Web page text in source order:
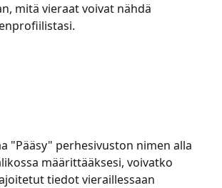
mitä vieraat voivat nähdä
"Pääsy" perhesivuston nimen alla
määrittääksesi, voivatko
tiedot vieraillessaan